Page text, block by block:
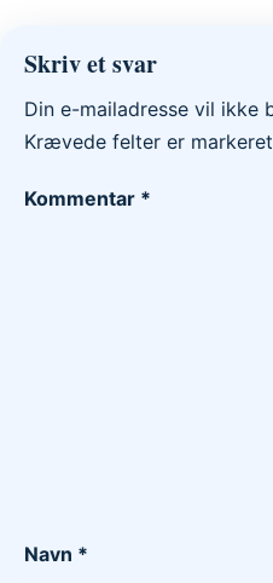
Skriv et svar
Din e-mailadresse vil ikke
Krævede felter er
Kommentar *
Navn *